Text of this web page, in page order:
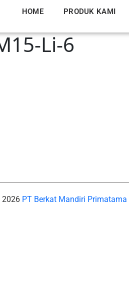
HOME PRODUK KAMI
Li-6
PT Berkat Mandiri Primatama